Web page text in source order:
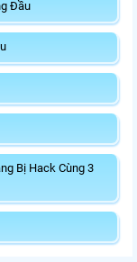
Đầu
Bị Hack Cùng 3